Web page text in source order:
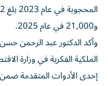
و21,000 في عام 2025.
وأكد الدكتور عبد الرحمن
الملكية الفكرية في وزارة
إحدى الأدوات المتقدمة ضمن